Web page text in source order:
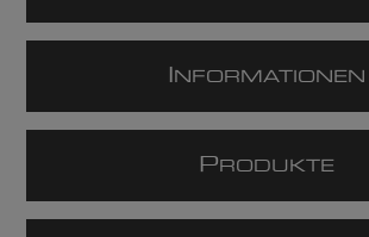
NFORMATIONEN
P RODUKTE